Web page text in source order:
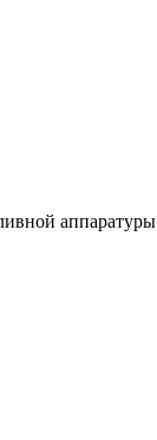
аппаратуры